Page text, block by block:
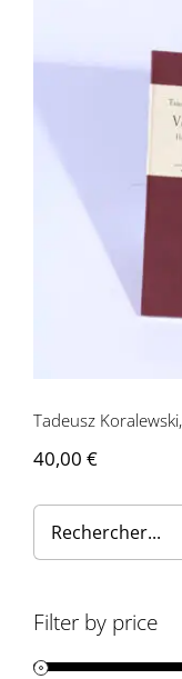
Tadeusz
Tadeusz
40,00 €
Filter by price